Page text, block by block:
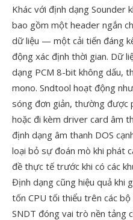
Khác với định dạng Sounder
bao gồm một header ngắn
dữ liệu — một cải tiến đáng
động xác định thời gian. Dữ
dạng PCM 8-bit không dấu,
mono. Sndtool hoạt động
sóng đơn giản, thường được
hoặc đi kèm driver card âm
định dạng âm thanh DOS
loại bỏ sự đoán mò khi phát
đề thực tế trước khi có các
Định dạng cũng hiệu quả khi
tốn CPU tối thiểu trên các
SNDT đóng vai trò nền tảng